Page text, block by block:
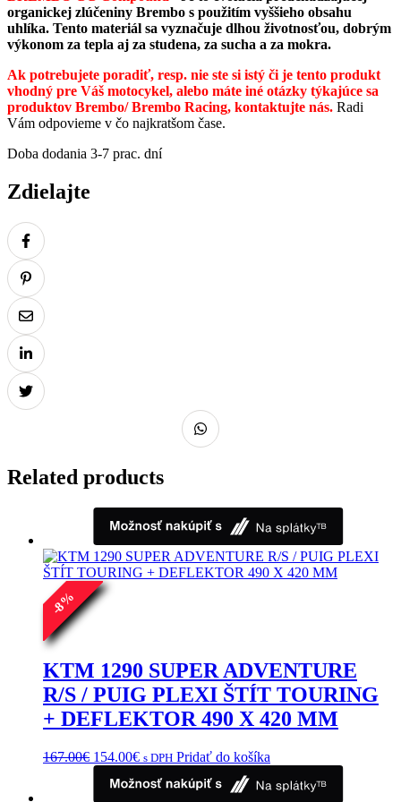
organickej zlúčeniny Brembo s použitím vyššieho obsahu
uhlíka. Tento materiál sa vyznačuje dlhou životnosťou, dobrým
výkonom za tepla aj za studena, za sucha a za mokra.
Ak potrebujete poradiť, resp. nie ste si istý či je tento produkt
vhodný pre Váš motocykel, alebo máte iné otázky týkajúce sa
produktov Brembo/ Brembo Racing, kontaktujte nás. Radi
Vám odpovieme v čo najkratšom čase.
Doba dodania 3-7 prac. dní
Zdielajte
Related products
-
8
%
KTM 1290 SUPER ADVENTURE
R/S / PUIG PLEXI ŠTÍT TOURING
+ DEFLEKTOR 490 X 420 MM
167.00€ Pôvodná
cena
bola:
154.00€Aktuálna
je:
s DPH Pridať do košíka